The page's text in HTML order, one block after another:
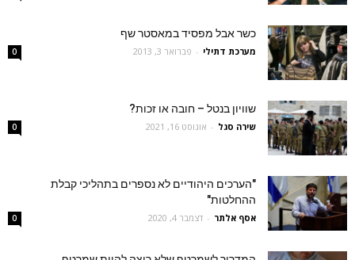
כשר אבל מפסיד במאסטר שף
מערכת דתילי - פברואר 3, 2013 0
שוויון בנטל – חובה או זכות?
שירה סגל - אוגוסט 16, 2021 0
"הערכים היהודיים לא נספרים בתהליכי קבלת
ההחלטות"
אסף אלתר - דצמבר 4, 2020 0